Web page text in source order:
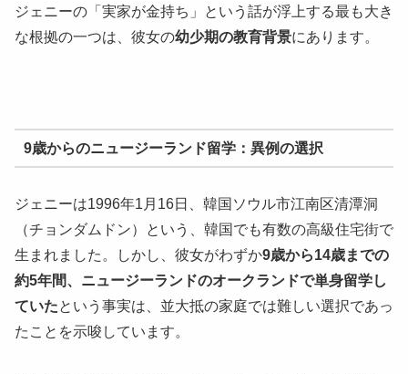
ジェニーの「実家が金持ち」という話が浮上する最も大き
な根拠の一つは、彼女の幼少期の教育背景にあります。
9歳からのニュージーランド留学：異例の選択
ジェニーは1996年1月16日、韓国ソウル市江南区清潭洞
（チョンダムドン）という、韓国でも有数の高級住宅街で
生まれました。しかし、彼女がわずか9歳から14歳までの
約5年間、ニュージーランドのオークランドで単身留学し
ていたという事実は、並大抵の家庭では難しい選択であっ
たことを示唆しています。